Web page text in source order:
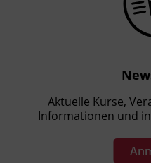
Aktuelle Kurse,
Informationen und